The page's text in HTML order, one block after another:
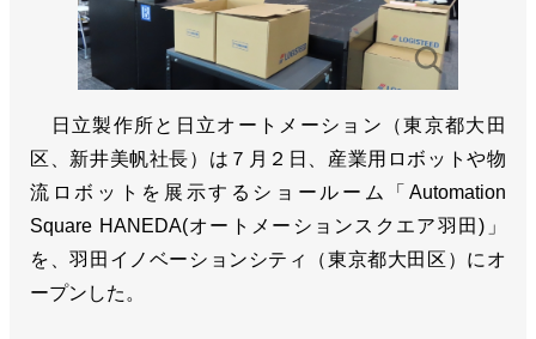
日立製作所と日立オートメーション（東京都大田
区、新井美帆社長）は７月２日、産業用ロボットや物
流ロボットを展示するショールーム「Automation
Square HANEDA(オートメーションスクエア羽田)」
を、羽田イノベーションシティ（東京都大田区）にオ
ープンした。